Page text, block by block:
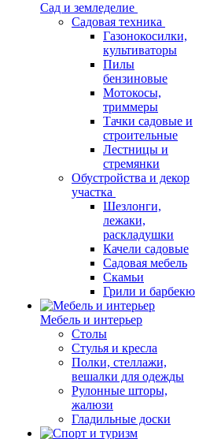
Сад и земледелие
Садовая техника
Газонокосилки,
культиваторы
Пилы
бензиновые
Мотокосы,
триммеры
Тачки садовые и
строительные
Лестницы и
стремянки
Обустройства и декор
участка
Шезлонги,
лежаки,
раскладушки
Качели садовые
Садовая мебель
Скамьи
Грили и барбекю
Мебель и интерьер
Столы
Стулья и кресла
Полки, стеллажи,
вешалки для одежды
Рулонные шторы,
жалюзи
Гладильные доски